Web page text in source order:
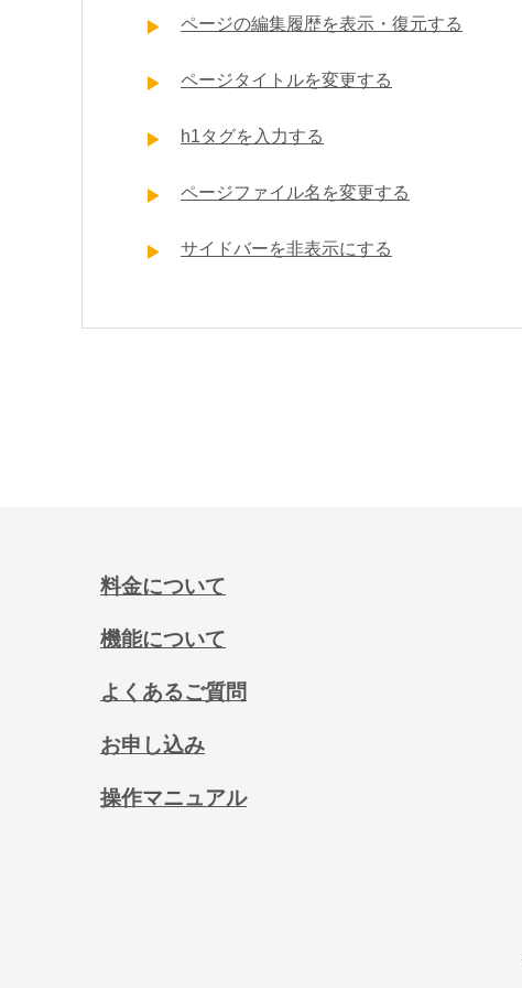
ページの編集履歴を表示・復元する
ページタイトルを変更する
h1タグを入力する
ページファイル名を変更する
サイドバーを非表示にする
料金について
機能について
よくあるご質問
お申し込み
操作マニュアル